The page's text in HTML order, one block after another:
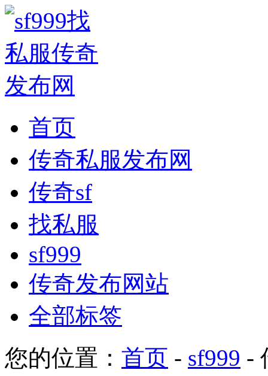
首页
传奇私服发布网
传奇sf
找私服
sf999
传奇发布网站
全部标签
您的位置： 首页 - sf999 -